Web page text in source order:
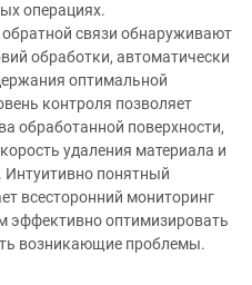
операциях.
связи обнаруживают
обработки, автоматически
оптимальной
контроля позволяет
обработанной поверхности,
удаления материала и
Интуитивно понятный
всесторонний мониторинг
эффективно оптимизировать
возникающие проблемы.